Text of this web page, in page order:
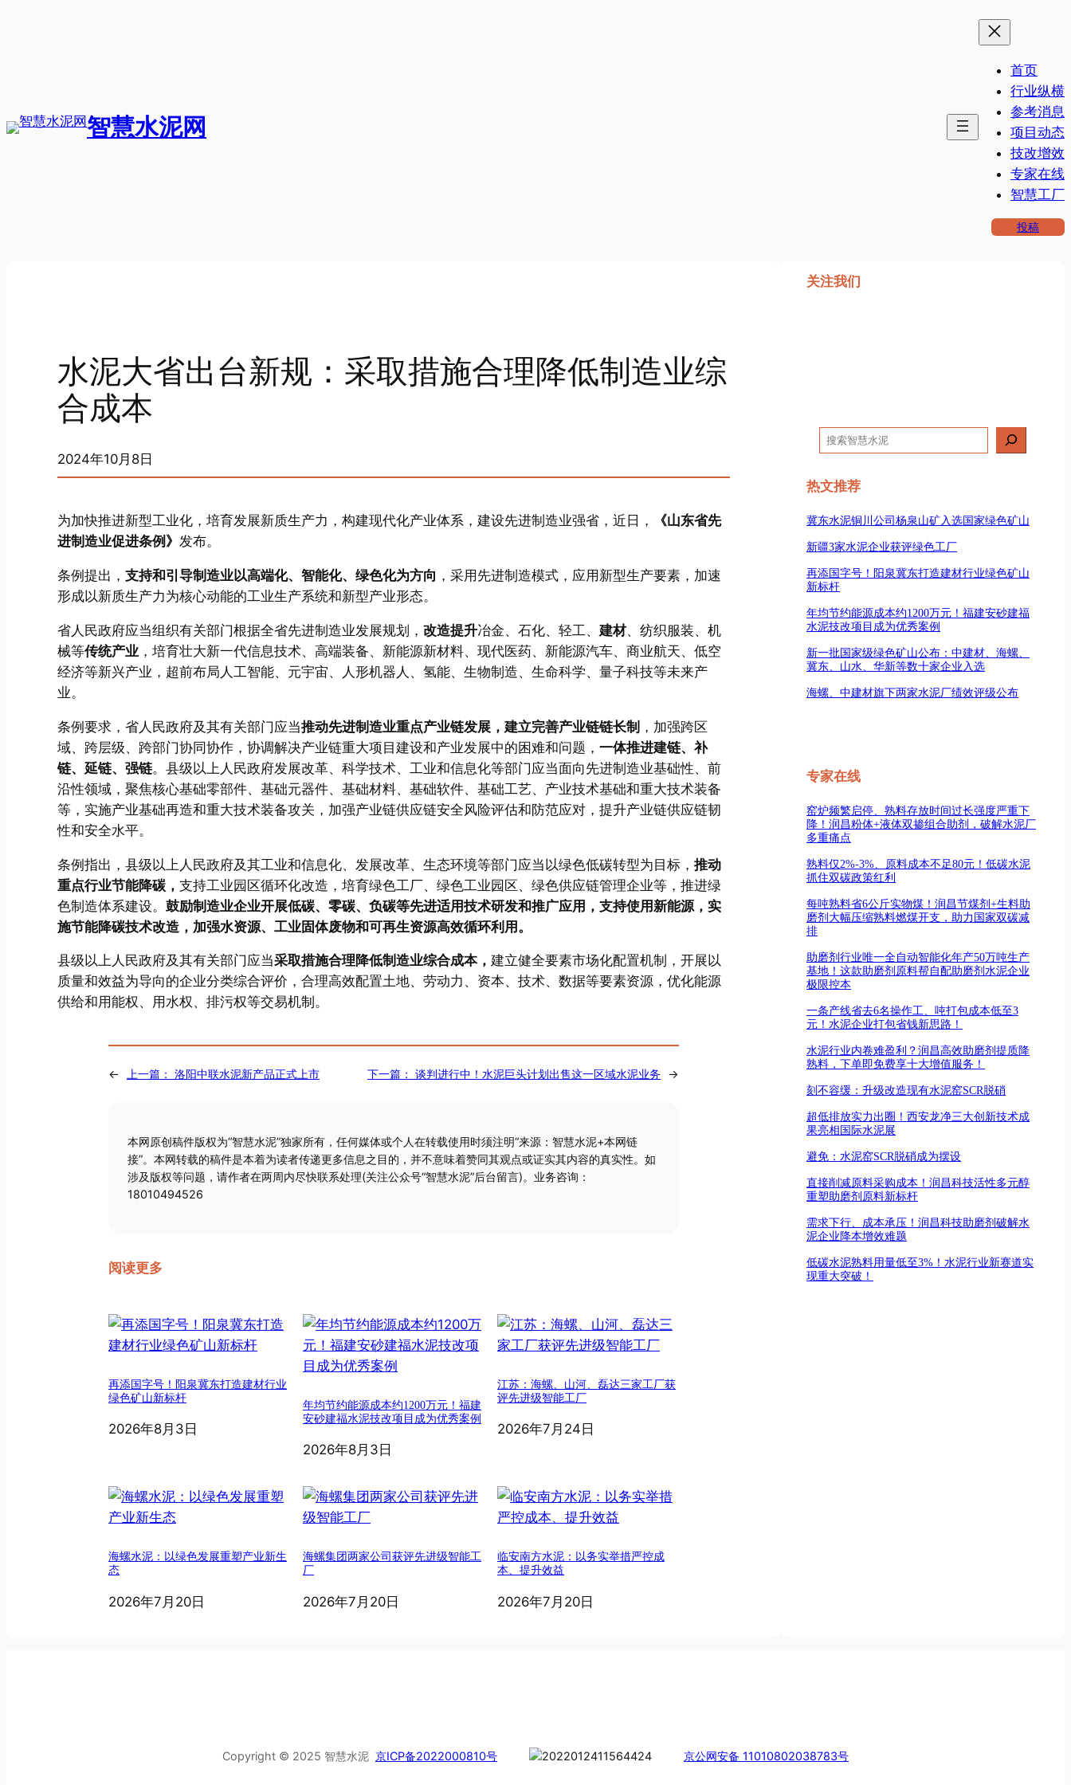
智慧水泥网
首页
行业纵横
参考消息
项目动态
技改增效
专家在线
智慧工厂
投稿
水泥大省出台新规：采取措施合理降低制造业综
合成本
2024年10月8日
为加快推进新型工业化，培育发展新质生产力，构建现代化产业体系，建设先进制造业强省，近日，
《山东省先
进制造业促进条例》 发布。
条例提出， 支持和引导制造业以高端化、智能化、绿色化为方向 ，采用先进制造模式，应用新型生产要素，加速
形成以新质生产力为核心动能的工业生产系统和新型产业形态。
省人民政府应当组织有关部门根据全省先进制造业发展规划， 改造提升冶金、石化、轻工、 建材、纺织服装、机
械等传统产业 ，培育壮大新一代信息技术、高端装备、新能源新材料、现代医药、新能源汽车、商业航天、低空
经济等新兴产业，超前布局人工智能、元宇宙、人形机器人、氢能、生物制造、生命科学、量子科技等未来产
业。
条例要求，省人民政府及其有关部门应当推动先进制造业重点产业链发展，建立完善产业链链长制 ，加强跨区
域、跨层级、跨部门协同协作，协调解决产业链重大项目建设和产业发展中的困难和问题， 一体推进建链、补
链、延链、强链。县级以上人民政府发展改革、科学技术、工业和信息化等部门应当面向先进制造业基础性、前
沿性领域，聚焦核心基础零部件、基础元器件、基础材料、基础软件、基础工艺、产业技术基础和重大技术装备
等，实施产业基础再造和重大技术装备攻关，加强产业链供应链安全风险评估和防范应对，提升产业链供应链韧
性和安全水平。
条例指出，县级以上人民政府及其工业和信息化、发展改革、生态环境等部门应当以绿色低碳转型为目标， 推动
重点行业节能降碳， 支持工业园区循环化改造，培育绿色工厂、绿色工业园区、绿色供应链管理企业等，推进绿
色制造体系建设。 鼓励制造业企业开展低碳、零碳、负碳等先进适用技术研发和推广应用，支持使用新能源，实
施节能降碳技术改造，加强水资源、工业固体废物和可再生资源高效循环利用。
县级以上人民政府及其有关部门应当采取措施合理降低制造业综合成本， 建立健全要素市场化配置机制，开展以
质量和效益为导向的企业分类综合评价，合理高效配置土地、劳动力、资本、技术、数据等要素资源，优化能源
供给和用能权、用水权、排污权等交易机制。
← 上一篇： 洛阳中联水泥新产品正式上市 下一篇： 谈判进行中！水泥巨头计划出售这一区域水泥业务 →
本网原创稿件版权为“智慧水泥”独家所有，任何媒体或个人在转载使用时须注明“来源：智慧水泥+本网链
接”。本网转载的稿件是本着为读者传递更多信息之目的，并不意味着赞同其观点或证实其内容的真实性。如
涉及版权等问题，请作者在两周内尽快联系处理(关注公众号“智慧水泥”后台留言)。业务咨询：
18010494526
阅读更多
再添国字号！阳泉冀东打造建材行业
绿色矿山新标杆
2026年8月3日
年均节约能源成本约1200万元！福建
安砂建福水泥技改项目成为优秀案例
2026年8月3日
江苏：海螺、山河、磊达三家工厂获
评先进级智能工厂
2026年7月24日
海螺水泥：以绿色发展重塑产业新生
态
2026年7月20日
海螺集团两家公司获评先进级智能工
厂
2026年7月20日
临安南方水泥：以务实举措严控成
本、提升效益
2026年7月20日
关注我们
搜
索
热文推荐
冀东水泥铜川公司杨泉山矿入选国家绿色矿山
新疆3家水泥企业获评绿色工厂
再添国字号！阳泉冀东打造建材行业绿色矿山
新标杆
年均节约能源成本约1200万元！福建安砂建福
水泥技改项目成为优秀案例
新一批国家级绿色矿山公布：中建材、海螺、
冀东、山水、华新等数十家企业入选
海螺、中建材旗下两家水泥厂绩效评级公布
专家在线
窑炉频繁启停、熟料存放时间过长强度严重下
降！润昌粉体+液体双掺组合助剂，破解水泥厂
多重痛点
熟料仅2%-3%、原料成本不足80元！低碳水泥
抓住双碳政策红利
每吨熟料省6公斤实物煤！润昌节煤剂+生料助
磨剂大幅压缩熟料燃煤开支，助力国家双碳减
排
助磨剂行业唯一全自动智能化年产50万吨生产
基地！这款助磨剂原料帮自配助磨剂水泥企业
极限控本
一条产线省去6名操作工、吨打包成本低至3
元！水泥企业打包省钱新思路！
水泥行业内卷难盈利？润昌高效助磨剂提质降
熟料，下单即免费享十大增值服务！
刻不容缓：升级改造现有水泥窑SCR脱硝
超低排放实力出圈！西安龙净三大创新技术成
果亮相国际水泥展
避免：水泥窑SCR脱硝成为摆设
直接削减原料采购成本！润昌科技活性多元醇
重塑助磨剂原料新标杆
需求下行、成本承压！润昌科技助磨剂破解水
泥企业降本增效难题
低碳水泥熟料用量低至3%！水泥行业新赛道实
现重大突破！
Copyright © 2025 智慧水泥 京ICP备2022000810号 京公网安备 11010802038783号